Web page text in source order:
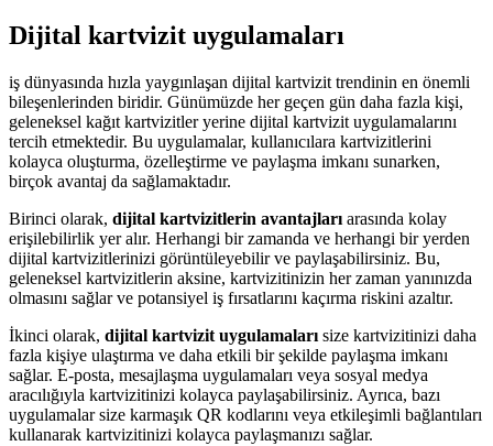
Dijital kartvizit uygulamaları
iş dünyasında hızla yaygınlaşan dijital kartvizit trendinin en önemli
bileşenlerinden biridir. Günümüzde her geçen gün daha fazla kişi,
geleneksel kağıt kartvizitler yerine dijital kartvizit uygulamalarını
tercih etmektedir. Bu uygulamalar, kullanıcılara kartvizitlerini
kolayca oluşturma, özelleştirme ve paylaşma imkanı sunarken,
birçok avantaj da sağlamaktadır.
Birinci olarak, dijital kartvizitlerin avantajları arasında kolay
erişilebilirlik yer alır. Herhangi bir zamanda ve herhangi bir yerden
dijital kartvizitlerinizi görüntüleyebilir ve paylaşabilirsiniz. Bu,
geleneksel kartvizitlerin aksine, kartvizitinizin her zaman yanınızda
olmasını sağlar ve potansiyel iş fırsatlarını kaçırma riskini azaltır.
İkinci olarak, dijital kartvizit uygulamaları size kartvizitinizi daha
fazla kişiye ulaştırma ve daha etkili bir şekilde paylaşma imkanı
sağlar. E-posta, mesajlaşma uygulamaları veya sosyal medya
aracılığıyla kartvizitinizi kolayca paylaşabilirsiniz. Ayrıca, bazı
uygulamalar size karmaşık QR kodlarını veya etkileşimli bağlantıları
kullanarak kartvizitinizi kolayca paylaşmanızı sağlar.